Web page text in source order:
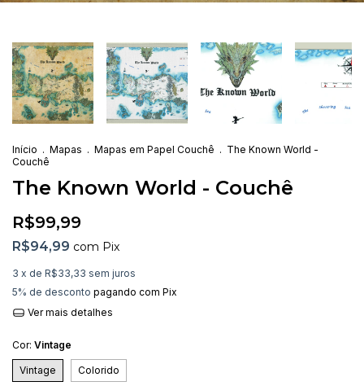
Início . Mapas . Mapas em Papel Couchê . The Known World -
Couchê
The Known World - Couchê
R$99,99
R$94,99 com Pix
3 x de R$33,33 sem juros
5% de desconto pagando com Pix
Ver mais detalhes
Cor: Vintage
Vintage Colorido